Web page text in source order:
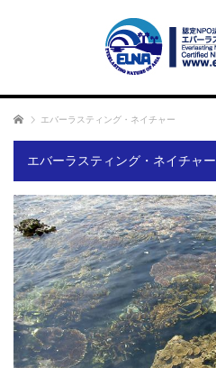
ホーム エバーラスティング・ネイチャー
エバーラスティング・ネイチャー